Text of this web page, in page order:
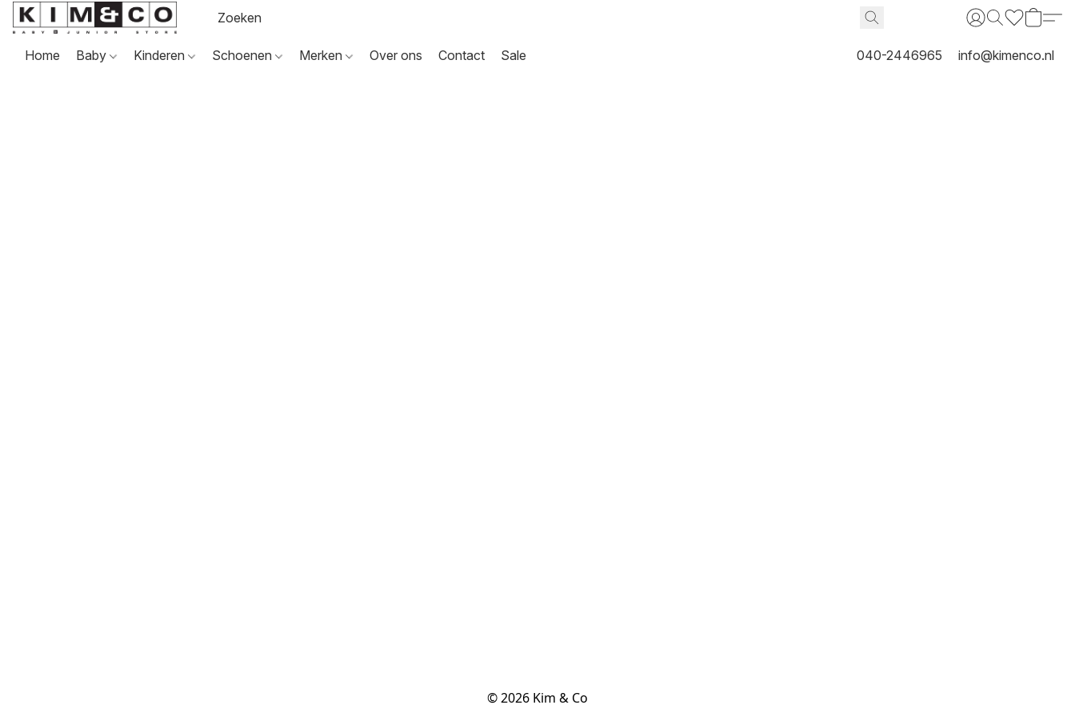
Home Baby Kinderen Schoenen Merken Over ons Contact Sale 040-2446965 info@kimenco.nl
© 2026 Kim & Co